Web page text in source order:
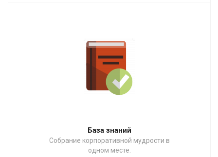
База знаний
Собрание корпоративной мудрости в
одном месте.